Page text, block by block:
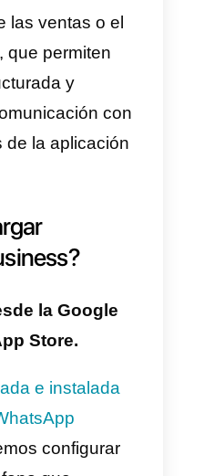
es la
a las pequeñas
desean integrar a
sus
con los clientes
perfil empresarial,
básicas como,
y
Business
conectar